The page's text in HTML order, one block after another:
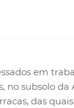
em
no subsolo da
das